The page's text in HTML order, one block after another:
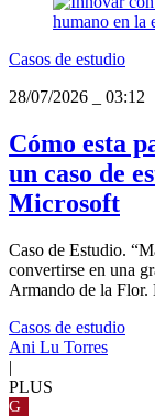
Casos de estudio
28/07/2026
03:12
Cómo esta
un caso de
Microsoft
Caso de Estudio.
convertirse en una
Armando de la Flor.
Casos de estudio
Ani Lu Torres
|
PLUS
G